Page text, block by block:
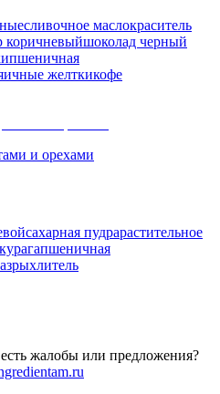
сливочное маслокраситель
коричневыйшоколад черный
пшеничная
желткикофе
и орехами
сахарная пудрарастительное
курагапшеничная
жалобы или предложения?